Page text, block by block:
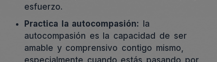
esfuerzo.
Practica la autocompasión: la
autocompasión es la capacidad de ser
amable y comprensivo contigo mismo,
especialmente cuando estás pasando por